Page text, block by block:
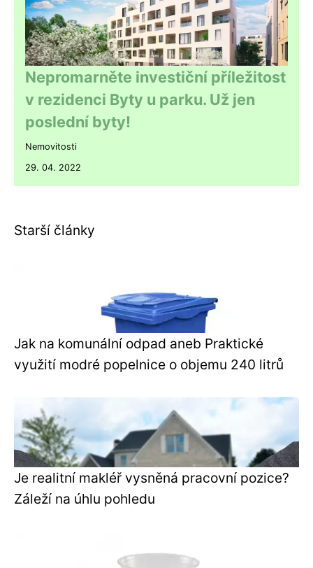
Nepromarněte investiční příležitost
v rezidenci Byty u parku. Už jen
poslední byty!
Nemovitosti
29. 04. 2022
Starší články
Jak na komunální odpad aneb Praktické
využití modré popelnice o objemu 240 litrů
Je realitní makléř vysněná pracovní pozice?
Záleží na úhlu pohledu